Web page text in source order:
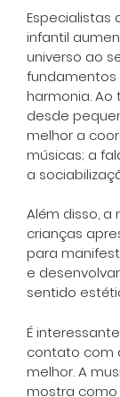
Especialistas
infantil
universo ao
fundamentos
harmonia.
desde
melhor a
músicas; a
a
Além disso,
crianças
para
e
sentido
É
contato com
melhor. A
mostra